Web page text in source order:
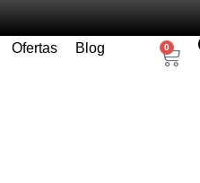
Ofertas Blog 0